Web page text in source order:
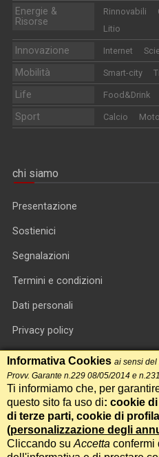
Energie &
Risorse
Rinnovabili
Litio
Innovazione Internet
Mobilità Smart-city
Life Food&Drink
Sport Calcio
chi siamo
Presentazione
Sostienici
Segnalazioni
Termini e condizioni
Dati personali
Privacy policy
Informativa cookie
RSS feed
RSS Top News
Contatti
Informativa Cookies ai sensi del
Provv. Garante n.229 08/05/2014 e
Ti informiamo che, per
questo sito fa uso di: cookie
di terze parti, cookie di
(personalizzazione degli
Cliccando su Accetta confermi